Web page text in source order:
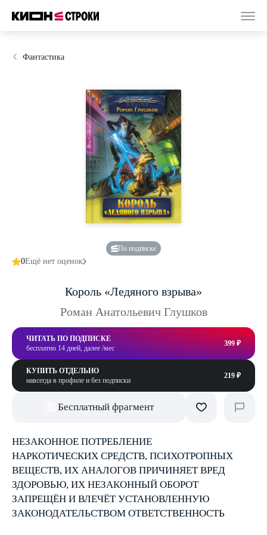
Фантастика
По подписке
0Ещё нет оценок
Король «Ледяного взрыва»
Роман Анатольевич Глушков
ЧИТАТЬ ПО ПОДПИСКЕ
бесплатно 14 дней, далее /мес
399 ₽
КУПИТЬ ОТДЕЛЬНО
навсегда в профиле и без подписки
219 ₽
Бесплатный фрагмент
НЕЗАКОННОЕ ПОТРЕБЛЕНИЕ
НАРКОТИЧЕСКИХ СРЕДСТВ, ПСИХОТРОПНЫХ
ВЕЩЕСТВ, ИХ АНАЛОГОВ ПРИЧИНЯЕТ ВРЕД
ЗДОРОВЬЮ, ИХ НЕЗАКОННЫЙ ОБОРОТ
ЗАПРЕЩЁН И ВЛЕЧЁТ УСТАНОВЛЕННУЮ
ЗАКОНОДАТЕЛЬСТВОМ ОТВЕТСТВЕННОСТЬ